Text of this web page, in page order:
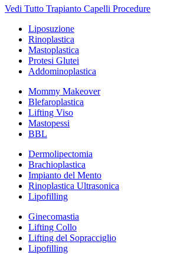
Vedi Tutto Trapianto Capelli Procedure
Liposuzione
Rinoplastica
Mastoplastica
Protesi Glutei
Addominoplastica
Mommy Makeover
Blefaroplastica
Lifting Viso
Mastopessi
BBL
Dermolipectomia
Brachioplastica
Impianto del Mento
Rinoplastica Ultrasonica
Lipofilling
Ginecomastia
Lifting Collo
Lifting del Sopracciglio
Lipofilling